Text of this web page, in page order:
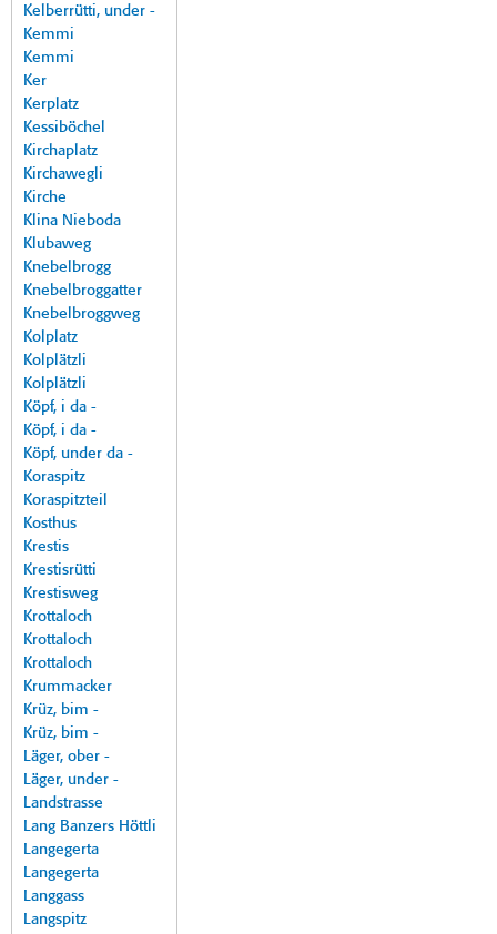
Kelberrütti, under -
Kemmi
Kemmi
Ker
Kerplatz
Kessiböchel
Kirchaplatz
Kirchawegli
Kirche
Klina Nieboda
Klubaweg
Knebelbrogg
Knebelbroggatter
Knebelbroggweg
Kolplatz
Kolplätzli
Kolplätzli
Köpf, i da -
Köpf, i da -
Köpf, under da -
Koraspitz
Koraspitzteil
Kosthus
Krestis
Krestisrütti
Krestisweg
Krottaloch
Krottaloch
Krottaloch
Krummacker
Krüz, bim -
Krüz, bim -
Läger, ober -
Läger, under -
Landstrasse
Lang Banzers Höttli
Langegerta
Langegerta
Langgass
Langspitz